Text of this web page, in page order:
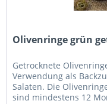
Olivenringe grün
Getrocknete
Verwendung als
Salaten. Die
sind mindestens 12